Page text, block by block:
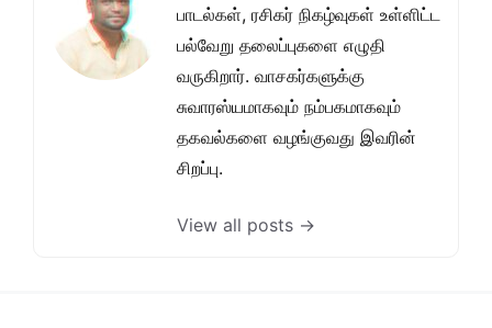
பாடல்கள், ரசிகர் நிகழ்வுகள் உள்ளிட்ட
பல்வேறு தலைப்புகளை எழுதி
வருகிறார். வாசகர்களுக்கு
சுவாரஸ்யமாகவும் நம்பகமாகவும்
தகவல்களை வழங்குவது இவரின்
சிறப்பு.
View all posts →